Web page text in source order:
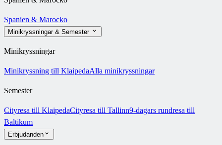
Spanien & Marocko
Minikryssningar & Semester
Minikryssningar
Minikryssning till KlaipedaAlla minikryssningar
Semester
Cityresa till KlaipedaCityresa till Tallinn9-dagars rundresa till
Baltikum
Erbjudanden